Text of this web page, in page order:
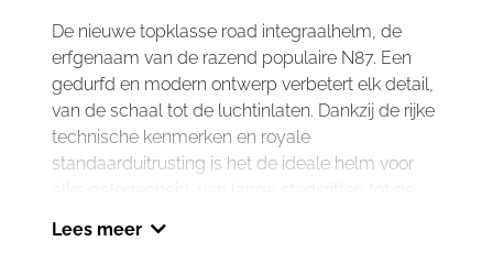
071
aantal
De nieuwe topklasse road integraalhelm, de
erfgenaam van de razend populaire N87. Een
gedurfd en modern ontwerp verbetert elk detail,
van de schaal tot de luchtinlaten. Dankzij de rijke
technische kenmerken en royale
standaarduitrusting is het de ideale helm voor
Lees meer